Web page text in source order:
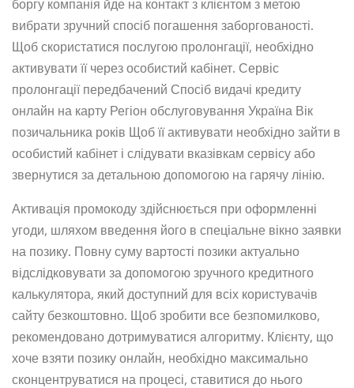
боргу компанія йде на контакт з клієнтом з метою
вибрати зручний спосіб погашення заборгованості.
Щоб скористатися послугою пролонгації, необхідно
активувати її через особистий кабінет. Сервіс
пролонгації передбачений Спосіб видачі кредиту
онлайн на карту Регіон обслуговування Україна Вік
позичальника років Щоб її активувати необхідно зайти в
особистий кабінет і слідувати вказівкам сервісу або
звернутися за детальною допомогою на гарячу лінію.
Активація промокоду здійснюється при оформленні
угоди, шляхом введення його в спеціальне вікно заявки
на позику. Повну суму вартості позики актуально
відслідковувати за допомогою зручного кредитного
калькулятора, який доступний для всіх користувачів
сайту безкоштовно. Щоб зробити все безпомилково,
рекомендовано дотримуватися алгоритму. Клієнту, що
хоче взяти позику онлайн, необхідно максимально
сконцентруватися на процесі, ставитися до нього